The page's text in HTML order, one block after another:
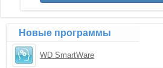
Новые программы
WD SmartWare